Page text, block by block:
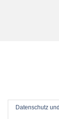
Datenschutz